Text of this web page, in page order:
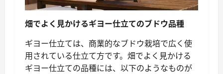
畑でよく見かけるギヨー仕立てのブドウ品種
ギヨー仕立ては、商業的なブドウ栽培で広く使
用されている仕立て方です。畑でよく見かける
ギヨー仕立ての品種には、以下のようなものが